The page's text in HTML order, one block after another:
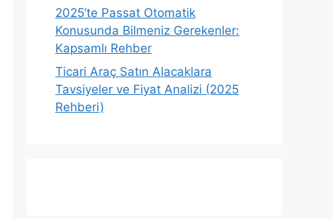
2025’te Passat Otomatik
Konusunda Bilmeniz Gerekenler:
Kapsamlı Rehber
Ticari Araç Satın Alacaklara
Tavsiyeler ve Fiyat Analizi (2025
Rehberi)